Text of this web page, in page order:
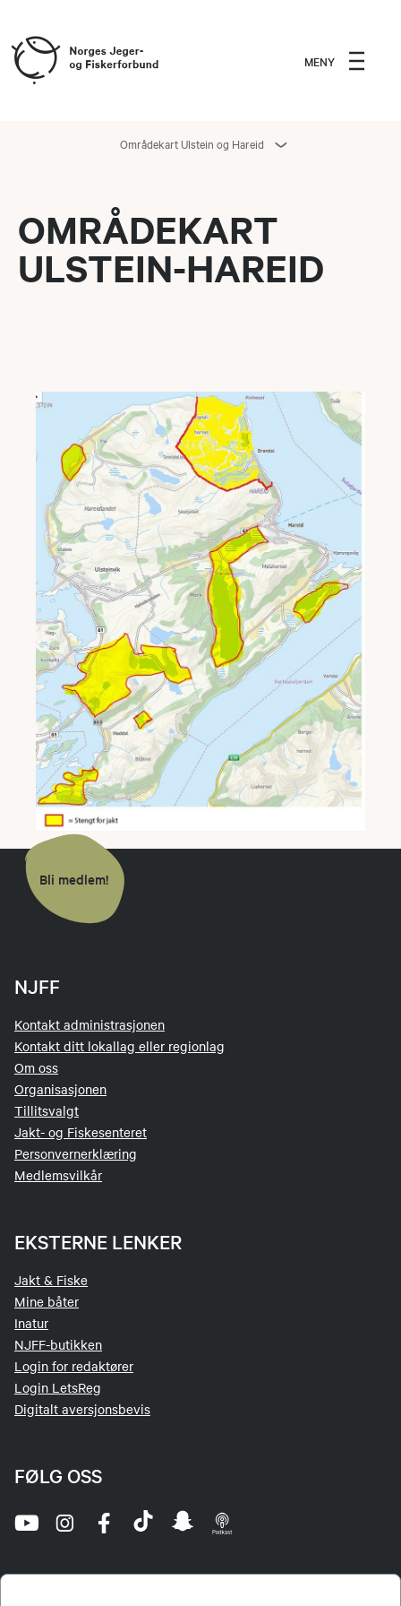
MENY
Områdekart Ulstein og Hareid
OMRÅDEKART
ULSTEIN-HAREID
Bli medlem!
NJFF
Kontakt administrasjonen
Kontakt ditt lokallag eller regionlag
Om oss
Organisasjonen
Tillitsvalgt
Jakt- og Fiskesenteret
Personvernerklæring
Medlemsvilkår
EKSTERNE LENKER
Jakt & Fiske
Mine båter
Inatur
NJFF-butikken
Login for redaktører
Login LetsReg
Digitalt aversjonsbevis
FØLG OSS